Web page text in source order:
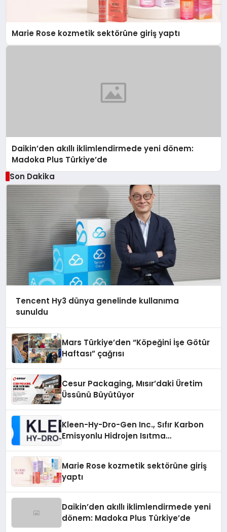
Marie Rose kozmetik sektörüne giriş yaptı
Daikin’den akıllı iklimlendirmede yeni dönem:
Madoka Plus Türkiye’de
Son Dakika
Tencent Hy3 dünya genelinde kullanıma
sunuldu
Mars Türkiye’den “Köpeğini İşe Götür
Haftası” çağrısı
Cesur Packaging, Mısır’daki Üretim
Üssünü Büyütüyor
Kleen-Hy-Dro-Gen Inc., Sıfır Karbon
Emisyonlu Hidrojen Isıtma
Marie Rose kozmetik sektörüne giriş
yaptı
Daikin’den akıllı iklimlendirmede yeni
dönem: Madoka Plus Türkiye’de